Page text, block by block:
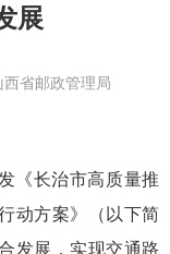
展
西省邮政管理局
《长治市高质量推
动方案》（以下简
发展，实现交通路